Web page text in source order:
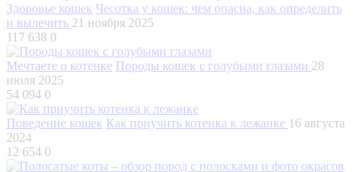
Здоровье кошек Чесотка у кошек: чем опасна, как определить
и вылечить 21 ноября 2025
117 638 0
Мечтаете о котенке Породы кошек с голубыми глазами 28
июля 2025
54 094 0
Поведение кошек Как приучить котенка к лежанке 16 августа
2024
12 654 0